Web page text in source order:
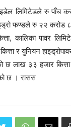
लिमिटेडले रु पाँच
फण्डले रु २२
कालिका पावर
र युनियन
छ लाख ३३ हजार
छ । रासस